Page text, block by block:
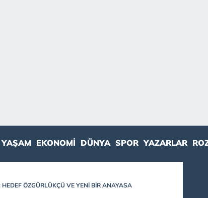
YAŞAM EKONOMI DÜNYA SPOR YAZARLAR
ÖZGÜRLÜKÇÜ VE YENI BIR ANAYASA